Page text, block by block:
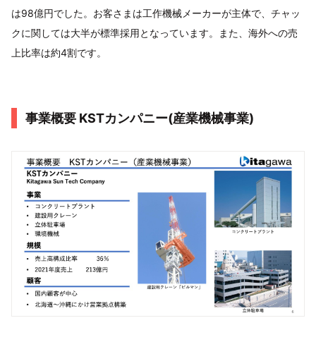
は98億円でした。お客さまは工作機械メーカーが主体で、チャッ
クに関しては大半が標準採用となっています。また、海外への売
上比率は約4割です。
事業概要 KSTカンパニー(産業機械事業)